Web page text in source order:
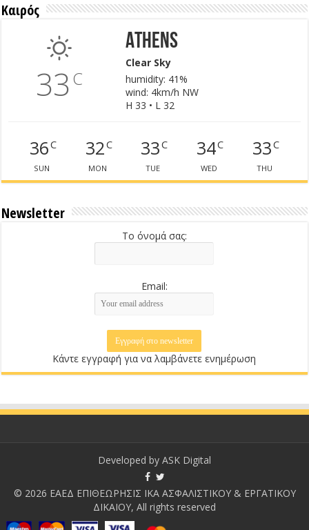
Καιρός
33C
Athens
Clear Sky
humidity: 41%
wind: 4km/h NW
H 33 • L 32
36C
SUN
32C
MON
33C
TUE
34C
WED
33C
THU
Newsletter
Το όνομά σας:
Email:
Κάντε εγγραφή για να λαμβάνετε ενημέρωση
Developed by ASK Digital
© 2026 ΕΑΕΔ ΕΠΙΘΕΩΡΗΣΙΣ ΙΚΑ ΑΣΦΑΛΙΣΤΙΚΟΥ & ΕΡΓΑΤΙΚΟΥ
ΔΙΚΑΙΟΥ, All rights reserved